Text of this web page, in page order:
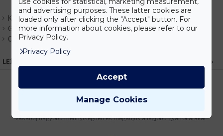
Készlet: Várhatóan 3-30 napon belül.
Gyártó: V-TAC
Cikkszám:EHVC605SN
LEÍRÁS
Vásárolj nagyobb mennyiségben és megadjuk a legjobb gyártói árakat.
and advertising purposes. These latter cookies are
loaded only after clicking the "Accept" button. For
more information about cookies, please refer to our
Privacy Policy.
Privacy Policy
Manage Cookies
Accept